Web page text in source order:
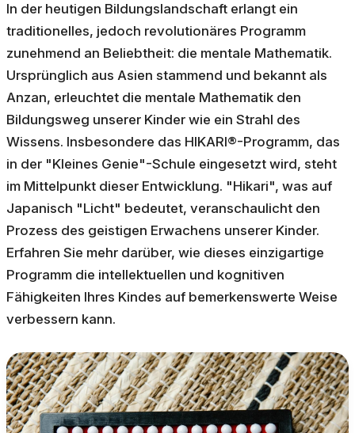
In der heutigen Bildungslandschaft erlangt ein
traditionelles, jedoch revolutionäres Programm
zunehmend an Beliebtheit: die mentale Mathematik.
Ursprünglich aus Asien stammend und bekannt als
Anzan, erleuchtet die mentale Mathematik den
Bildungsweg unserer Kinder wie ein Strahl des
Wissens. Insbesondere das HIKARI®-Programm, das
in der "Kleines Genie"-Schule eingesetzt wird, steht
im Mittelpunkt dieser Entwicklung. "Hikari", was auf
Japanisch "Licht" bedeutet, veranschaulicht den
Prozess des geistigen Erwachens unserer Kinder.
Erfahren Sie mehr darüber, wie dieses einzigartige
Programm die intellektuellen und kognitiven
Fähigkeiten Ihres Kindes auf bemerkenswerte Weise
verbessern kann.